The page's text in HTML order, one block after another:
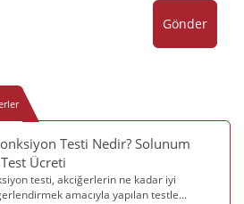
Gönder
Testi Nedir? Solunum
Ücreti
testi, akciğerlerin ne kadar iyi
amacıyla yapılan testle...